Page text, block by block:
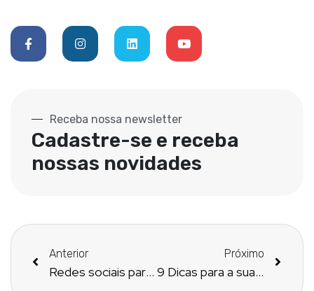
Receba nossa newsletter
Cadastre-se e receba
nossas novidades
Anterior
Redes sociais para farmácia: dicas práticas para produzir um bom conteúdo
Próximo
9 Dicas para a sua farmácia se preparar para a Black Friday